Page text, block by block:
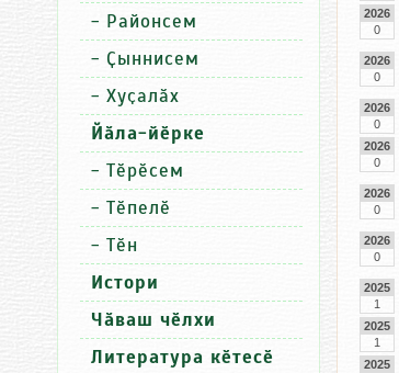
2026
0
2026
0
2026
0
2026
0
2026
0
2026
0
2025
1
2025
1
2025
- Районсем
- Ҫыннисем
- Хуҫалӑх
Йӑла-йӗрке
- Тӗрӗсем
- Тӗпелӗ
- Тӗн
Истори
Чӑваш чӗлхи
Литература кӗтесӗ